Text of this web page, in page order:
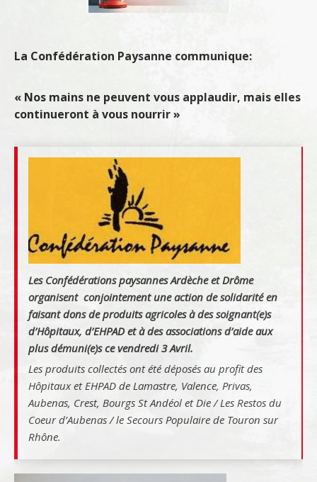
La Confédération Paysanne communique:
« Nos mains ne peuvent vous applaudir, mais elles
continueront à vous nourrir »
Les Confédérations paysannes Ardèche et Drôme
organisent conjointement une action de solidarité en
faisant dons de produits agricoles à des soignant(e)s
d’Hôpitaux, d’EHPAD et à des associations d’aide aux
plus démuni(e)s ce vendredi 3 Avril.
Les produits collectés ont été déposés au profit des
Hôpitaux et EHPAD de Lamastre, Valence, Privas,
Aubenas, Crest, Bourgs St Andéol et Die / Les Restos du
Coeur d’Aubenas / le Secours Populaire de Touron sur
Rhône.